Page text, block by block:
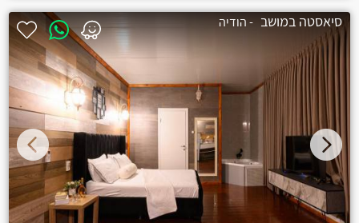
החל מ-
₪200
שעתיים
₪200סיאסטה במושב - הודיה